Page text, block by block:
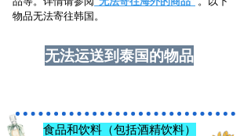
物品无法寄往韩国。
无法运送到泰国的物品
食品和饮料（包括酒精饮料）